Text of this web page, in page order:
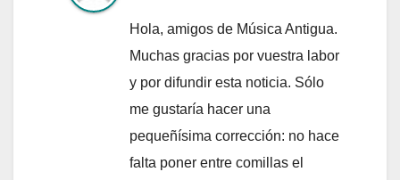
Hola, amigos de Música Antigua.
Muchas gracias por vuestra labor
y por difundir esta noticia. Sólo
me gustaría hacer una
pequeñísima corrección: no hace
falta poner entre comillas el